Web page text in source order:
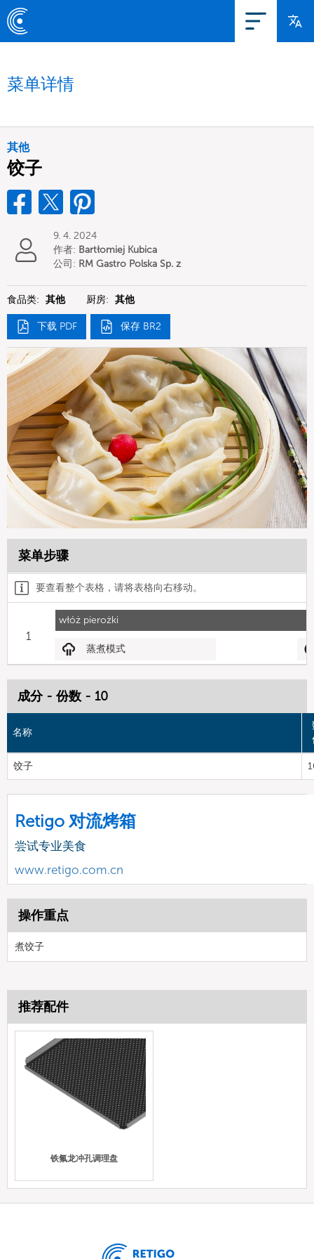
菜单详情
其他
饺子
9. 4. 2024
作者: Bartłomiej Kubica
公司: RM Gastro Polska Sp. z
食品类: 其他 厨房: 其他
下载 PDF 保存 BR2
菜单步骤
要查看整个表格，请将表格向右移动。
włóż pierożki
1
蒸煮模式
成分 - 份数 - 10
名称
饺子
Retigo 对流烤箱
尝试专业美食
www.retigo.com.cn
操作重点
煮饺子
推荐配件
铁氟龙冲孔调理盘